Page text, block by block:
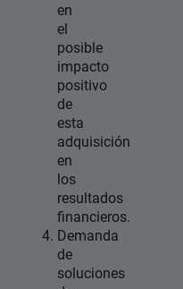
en
el
posible
impacto
positivo
de
esta
adquisición
en
los
resultados
financieros.
Demanda
de
soluciones